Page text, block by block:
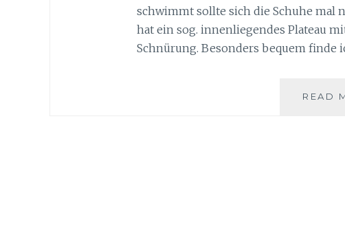
schwimmt sollte sich die Schuhe mal
hat ein sog. innenliegendes Plateau
Schnürung. Besonders bequem finde
READ